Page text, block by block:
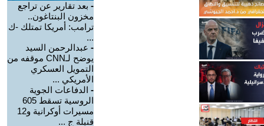
- بعد تقارير عن تراجع
مخزون البنتاغون..
ترامب: أمريكا تمتلك -ك
...
- عبدالرحمن السيد
يوضح لـCNN موقفه من
التمويل العسكري
الأمريكي ...
- الدفاعات الجوية
الروسية تسقط 605
مسيرات أوكرانية و12
قنبلة ج ...